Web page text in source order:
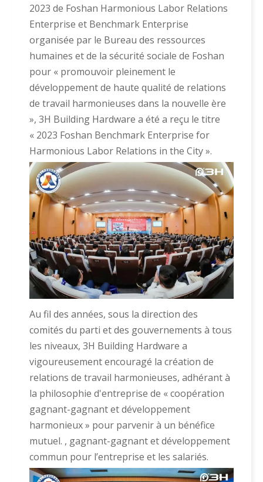
2023 de Foshan Harmonious Labor Relations
Enterprise et Benchmark Enterprise
organisée par le Bureau des ressources
humaines et de la sécurité sociale de Foshan
pour « promouvoir pleinement le
développement de haute qualité de relations
de travail harmonieuses dans la nouvelle ère
», 3H Building Hardware a été a reçu le titre
« 2023 Foshan Benchmark Enterprise for
Harmonious Labor Relations in the City ».
Au fil des années, sous la direction des
comités du parti et des gouvernements à tous
les niveaux, 3H Building Hardware a
vigoureusement encouragé la création de
relations de travail harmonieuses, adhérant à
la philosophie d'entreprise de « coopération
gagnant-gagnant et développement
harmonieux » pour parvenir à un bénéfice
mutuel. , gagnant-gagnant et développement
commun pour l’entreprise et les salariés.